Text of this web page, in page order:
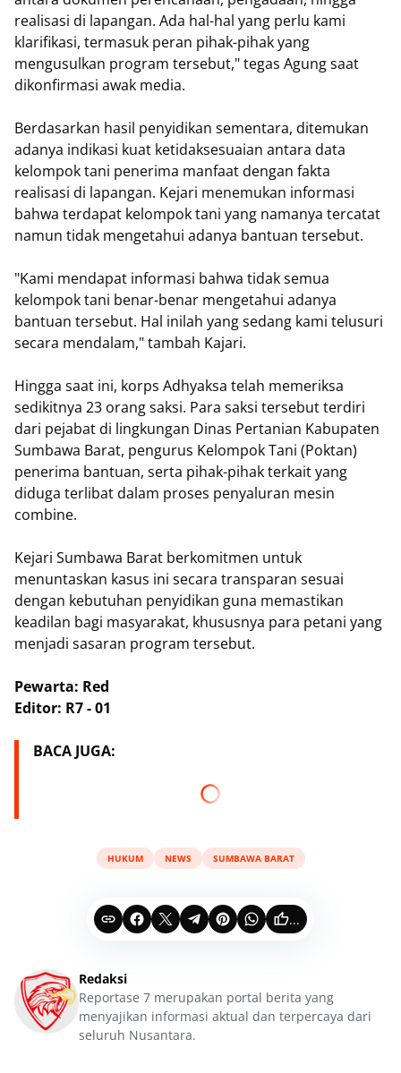
realisasi di lapangan. Ada hal-hal yang perlu kami
klarifikasi, termasuk peran pihak-pihak yang
mengusulkan program tersebut," tegas Agung saat
dikonfirmasi awak media.
​Berdasarkan hasil penyidikan sementara, ditemukan
adanya indikasi kuat ketidaksesuaian antara data
kelompok tani penerima manfaat dengan fakta
realisasi di lapangan. Kejari menemukan informasi
bahwa terdapat kelompok tani yang namanya tercatat
namun tidak mengetahui adanya bantuan tersebut.
​"Kami mendapat informasi bahwa tidak semua
kelompok tani benar-benar mengetahui adanya
bantuan tersebut. Hal inilah yang sedang kami telusuri
secara mendalam," tambah Kajari.
​Hingga saat ini, korps Adhyaksa telah memeriksa
sedikitnya 23 orang saksi. Para saksi tersebut terdiri
dari pejabat di lingkungan Dinas Pertanian Kabupaten
Sumbawa Barat, pengurus Kelompok Tani (Poktan)
penerima bantuan, serta pihak-pihak terkait yang
diduga terlibat dalam proses penyaluran mesin
combine.
​Kejari Sumbawa Barat berkomitmen untuk
menuntaskan kasus ini secara transparan sesuai
dengan kebutuhan penyidikan guna memastikan
keadilan bagi masyarakat, khususnya para petani yang
menjadi sasaran program tersebut.
Pewarta: Red
Editor: R7 - 01
BACA JUGA:
HUKUM NEWS SUMBAWA BARAT
...
Redaksi
Reportase 7 merupakan portal berita yang
menyajikan informasi aktual dan terpercaya dari
seluruh Nusantara.